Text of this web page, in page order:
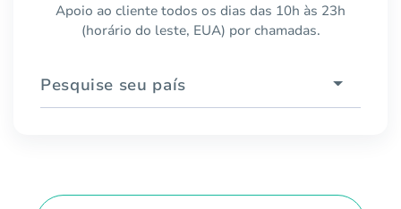
Apoio ao cliente todos os dias das 10h às 23h
(horário do leste, EUA) por chamadas.
Pesquise seu país